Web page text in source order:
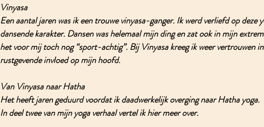
Vinyasa
Een aantal jaren was ik een trouwe vinyasa-ganger. Ik werd verliefd op deze
dansende karakter. Dansen was helemaal mijn ding en zat ook in mijn
het voor mij toch nog “sport-achtig”. Bij Vinyasa kreeg ik weer vertrouwen
rustgevende invloed op mijn hoofd.
Van Vinyasa naar Hatha
Het heeft jaren geduurd voordat ik daadwerkelijk overging naar Hatha yoga.
In deel twee van mijn yoga verhaal vertel ik hier meer over.